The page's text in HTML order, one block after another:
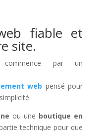
fiable et
site.
par un
web pensé pour
ou une boutique en
technique pour que